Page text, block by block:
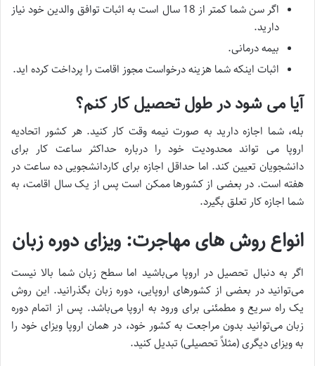
اگر سن شما کمتر از 18 سال است به اثبات توافق والدین خود نیاز
دارید.
بیمه درمانی.
اثبات اینکه شما هزینه درخواست مجوز اقامت را پرداخت کرده اید.
آیا می شود در طول تحصیل کار کنم؟
بله، شما اجازه دارید به صورت نیمه وقت کار کنید. هر کشور اتحادیه
اروپا می تواند محدودیت خود را درباره حداکثر ساعت کار برای
دانشجویان تعیین کند. اما حداقل اجازه برای کاردانشجویی ده ساعت در
هفته است. در بعضی از کشورها ممکن است پس از یک سال اقامت، به
شما اجازه کار تعلق بگیرد.
انواع روش های مهاجرت: ویزای دوره زبان
اگر به دنبال تحصیل در اروپا می‌باشید اما سطح زبان شما بالا نیست
می‌توانید در بعضی از کشورهای اروپایی، دوره زبان بگذرانید. این روش
یک راه سریع و مطمئنی برای ورود به اروپا می‌باشد. پس از اتمام دوره
زبان می‌توانید بدون مراجعت به کشور خود، در همان اروپا ویزای خود را
به ویزای دیگری (مثلاً تحصیلی) تبدیل کنید.